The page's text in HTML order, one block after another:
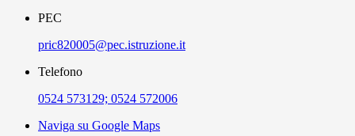
PEC
pric820005@pec.istruzione.it
Telefono
0524 573129; 0524 572006
Naviga su Google Maps